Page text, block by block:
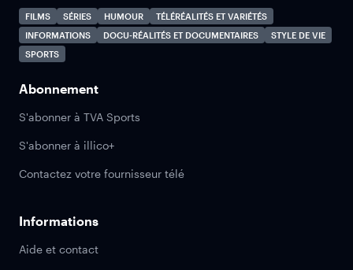
FILMS SÉRIES HUMOUR
TÉLÉRÉALITÉS ET VARIÉTÉS
INFORMATIONS
DOCU-RÉALITÉS ET DOCUMENTAIRES
STYLE DE VIE
SPORTS
Abonnement
S'abonner à TVA Sports
S'abonner à illico+
Contactez votre fournisseur télé
Informations
Aide et contact